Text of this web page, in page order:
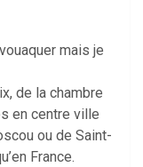
mais je
de la chambre
en centre ville
ou de Saint-
France.